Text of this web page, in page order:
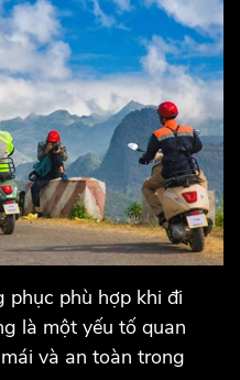
phục phù hợp khi đi
là một yếu tố quan
và an toàn trong